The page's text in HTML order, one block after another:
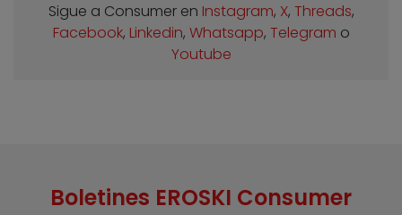
Sigue a Consumer en Instagram, X, Threads,
Facebook, Linkedin, Whatsapp, Telegram o
Youtube
Boletines EROSKI Consumer